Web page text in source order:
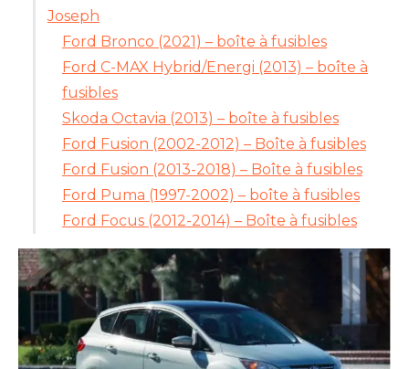
Joseph
Ford Bronco (2021) – boîte à fusibles
Ford C-MAX Hybrid/Energi (2013) – boîte à
fusibles
Skoda Octavia (2013) – boîte à fusibles
Ford Fusion (2002-2012) – Boîte à fusibles
Ford Fusion (2013-2018) – Boîte à fusibles
Ford Puma (1997-2002) – boîte à fusibles
Ford Focus (2012-2014) – Boîte à fusibles